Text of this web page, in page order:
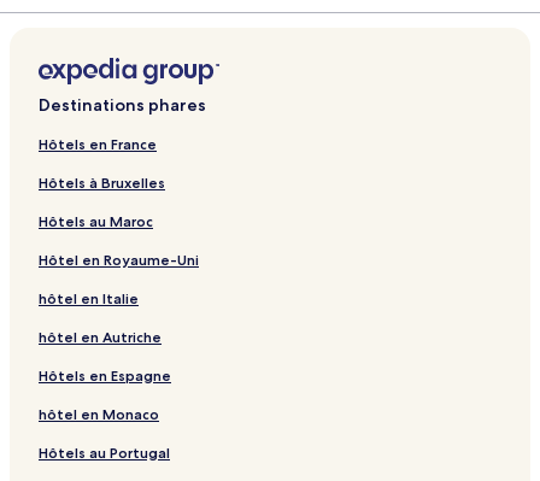
Destinations phares
Hôtels en France
Hôtels à Bruxelles
Hôtels au Maroc
Hôtel en Royaume-Uni
hôtel en Italie
hôtel en Autriche
Hôtels en Espagne
hôtel en Monaco
Hôtels au Portugal